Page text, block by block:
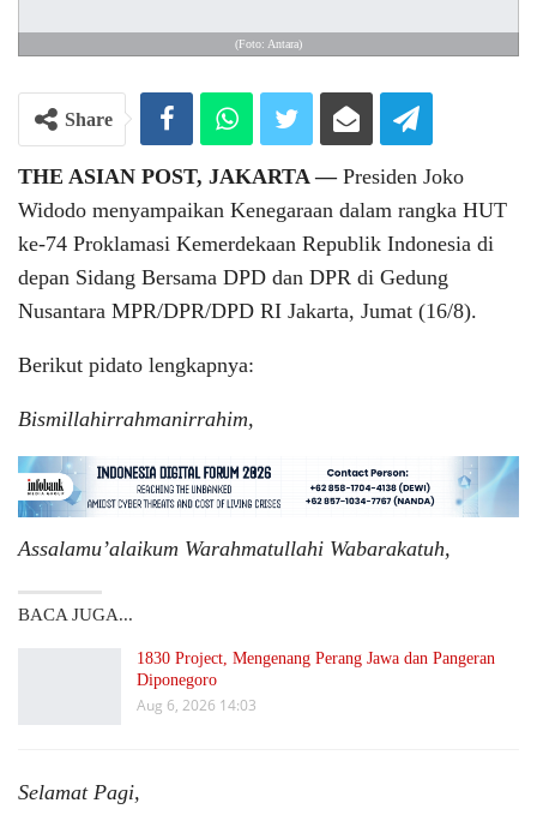
(Foto: Antara)
Share
THE ASIAN POST, JAKARTA —Presiden Joko
Widodo menyampaikan Kenegaraan dalam rangka HUT
ke-74 Proklamasi Kemerdekaan Republik Indonesia di
depan Sidang Bersama DPD dan DPR di Gedung
Nusantara MPR/DPR/DPD RI Jakarta, Jumat (16/8).
Berikut pidato lengkapnya:
Bismillahirrahmanirrahim,
Assalamu’alaikum Warahmatullahi Wabarakatuh,
BACA JUGA...
1830 Project, Mengenang Perang Jawa dan Pangeran
Diponegoro
Aug 6, 2026 14:03
Selamat Pagi,